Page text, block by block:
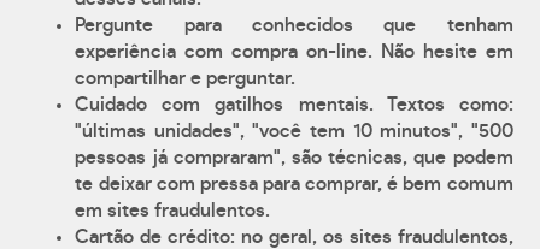
Pergunte para conhecidos que tenham
experiência com compra on-line. Não hesite em
compartilhar e perguntar.
Cuidado com gatilhos mentais. Textos como:
"últimas unidades", "você tem 10 minutos", "500
pessoas já compraram", são técnicas, que podem
te deixar com pressa para comprar, é bem comum
em sites fraudulentos.
Cartão de crédito: no geral, os sites fraudulentos,